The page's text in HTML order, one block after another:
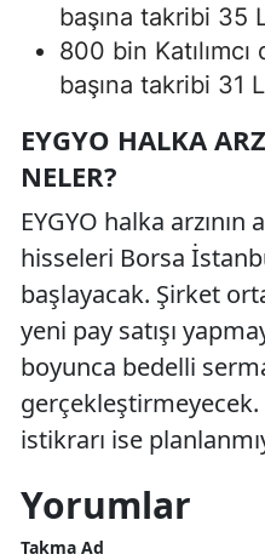
başına takribi 35
800 bin Katılımcı
başına takribi 31
EYGYO HALKA
NELER?
EYGYO halka
hisseleri Borsa
başlayacak. Şirket
yeni pay satışı
boyunca bedelli
istikrarı ise
Yorumlar
Takma Ad